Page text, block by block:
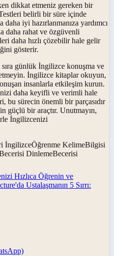
dikkat etmeniz gereken bir
belirli bir süre içinde
daha iyi hazırlanmanıza yardımcı
daha rahat ve özgüvenli
daha hızlı çözebilir hale gelir
gösterir.
günlük İngilizce konuşma ve
İngilizce kitaplar okuyun,
insanlarla etkileşim kurun.
daha keyifli ve verimli hale
bu sürecin önemli bir parçasıdır
güçlü bir araçtır. Unutmayın,
İngilizcenizi
İngilizceÖğrenme KelimeBilgisi
DinlemeBecerisi
Hızlıca Öğrenin ve
Ustalaşmanın 5 Sırrı: